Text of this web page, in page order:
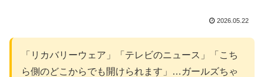
2026.05.22
「リカバリーウェア」「テレビのニュース」「こち
ら側のどこからでも開けられます」…ガールズちゃ